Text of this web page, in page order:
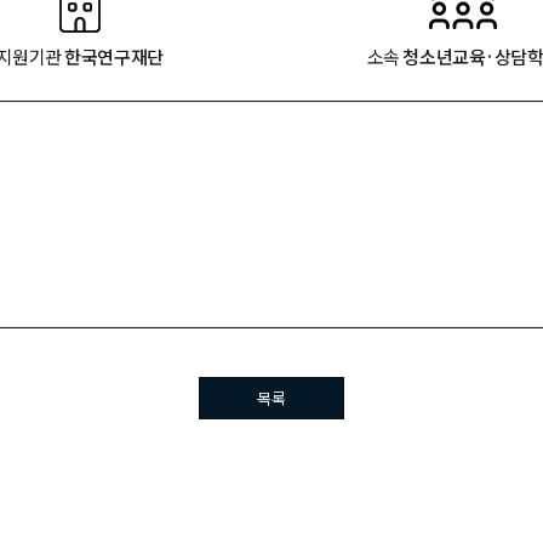
원기관한국연구재단 소속청소년교육·상담
목록